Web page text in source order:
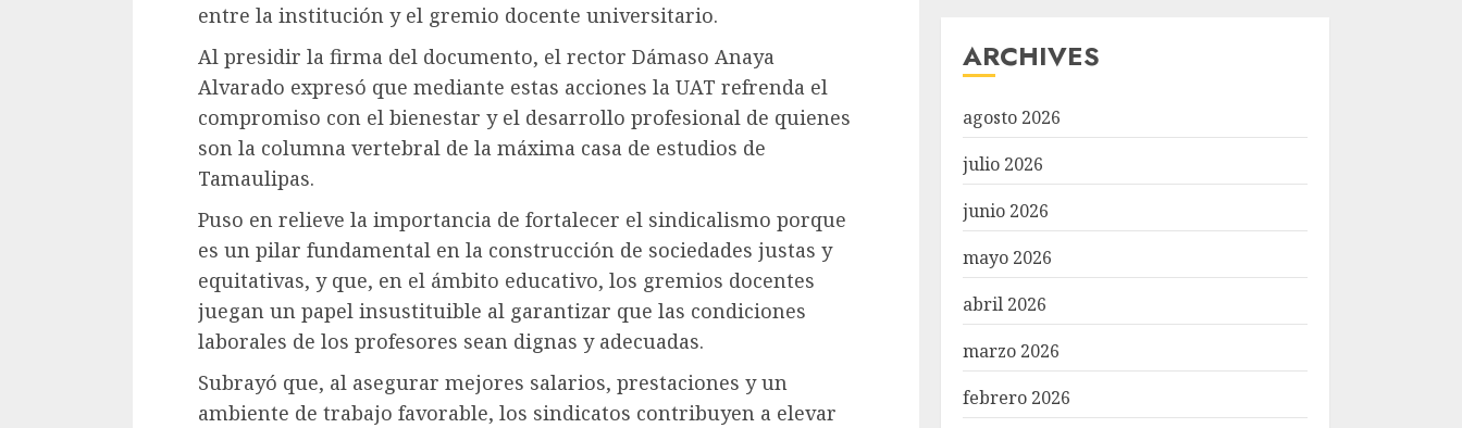
entre la institución y el gremio docente universitario.
Al presidir la firma del documento, el rector Dámaso Anaya
Alvarado expresó que mediante estas acciones la UAT refrenda el
compromiso con el bienestar y el desarrollo profesional de quienes
son la columna vertebral de la máxima casa de estudios de
Tamaulipas.
Puso en relieve la importancia de fortalecer el sindicalismo porque
es un pilar fundamental en la construcción de sociedades justas y
equitativas, y que, en el ámbito educativo, los gremios docentes
juegan un papel insustituible al garantizar que las condiciones
laborales de los profesores sean dignas y adecuadas.
Subrayó que, al asegurar mejores salarios, prestaciones y un
ambiente de trabajo favorable, los sindicatos contribuyen a elevar
ARCHIVES
agosto 2026
julio 2026
junio 2026
mayo 2026
abril 2026
marzo 2026
febrero 2026